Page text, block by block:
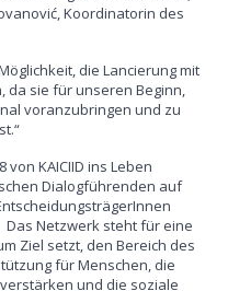
Koordinatorin des
die Lancierung mit
da sie für unseren Beginn,
voranzubringen und zu
KAICIID ins Leben
Dialogführenden auf
Netzwerk steht für eine
Ziel setzt, den Bereich des
für Menschen, die
und die soziale